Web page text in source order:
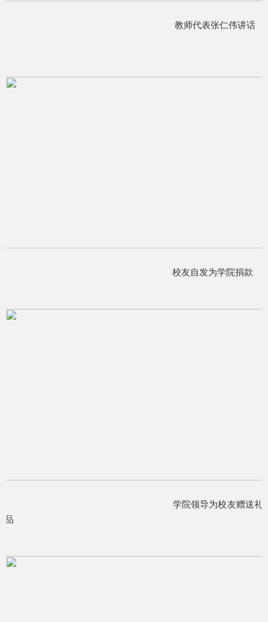
教师代表张仁伟讲话
校友自发为学院捐款
学院领导为校友赠送礼
品